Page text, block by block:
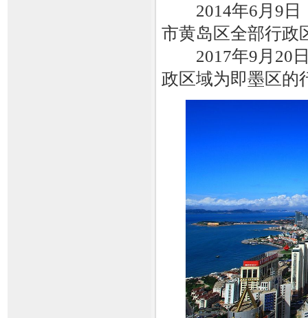
2014年6月9日
市黄岛区全部行政
2017年9月20日
政区域为即墨区的